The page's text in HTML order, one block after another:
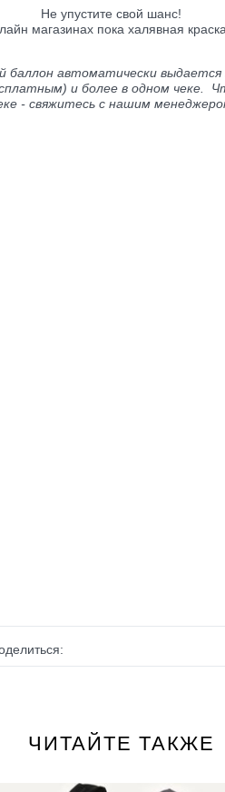
Не упустите свой шанс!
магазинах пока халявная
баллон автоматически
и более в одном чеке.
- свяжитесь с нашим
ЧИТАЙТЕ ТАКЖЕ